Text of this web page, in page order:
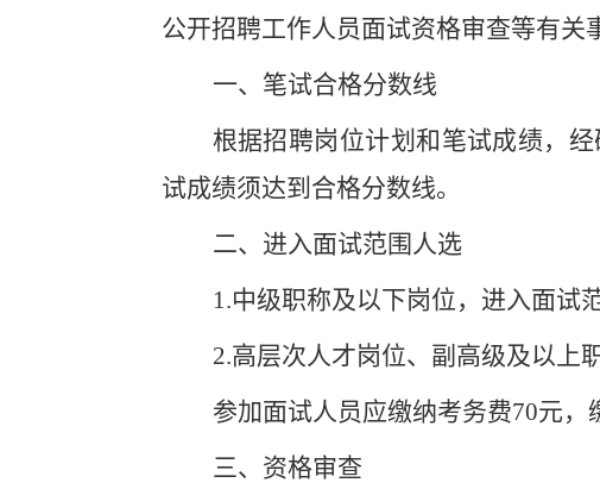
公开招聘工作人员面试资格审查等有关
一、笔试合格分数线
根据招聘岗位计划和笔试成绩，
试成绩须达到合格分数线。
二、进入面试范围人选
1.中级职称及以下岗位，进入面试
2.高层次人才岗位、副高级及以上
参加面试人员应缴纳考务费70元，
三、资格审查